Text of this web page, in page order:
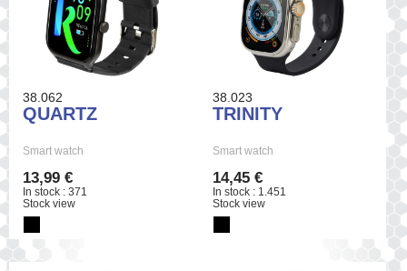
38.062
QUARTZ
Smart watch
13,99 €
In stock : 371
Stock view
38.023
TRINITY
Smart watch
14,45 €
In stock : 1.451
Stock view